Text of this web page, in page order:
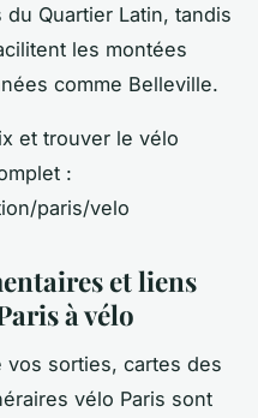
Quartier Latin, tandis
les montées
comme Belleville.
et trouver le vélo
:
paris/velo
et liens
à vélo
sorties, cartes des
vélo Paris sont